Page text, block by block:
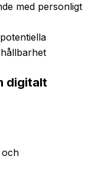
med personligt
digitalt
och